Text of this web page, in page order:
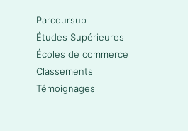
Parcoursup
Études Supérieures
Écoles de commerce
Classements
Témoignages